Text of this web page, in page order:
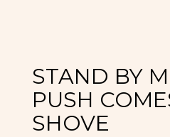
STAND BY
PUSH
SHOVE